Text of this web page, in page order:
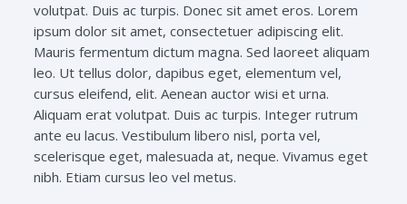
volutpat. Duis ac turpis. Donec sit amet eros. Lorem
ipsum dolor sit amet, consectetuer adipiscing elit.
Mauris fermentum dictum magna. Sed laoreet aliquam
leo. Ut tellus dolor, dapibus eget, elementum vel,
cursus eleifend, elit. Aenean auctor wisi et urna.
Aliquam erat volutpat. Duis ac turpis. Integer rutrum
ante eu lacus. Vestibulum libero nisl, porta vel,
scelerisque eget, malesuada at, neque. Vivamus eget
nibh. Etiam cursus leo vel metus.